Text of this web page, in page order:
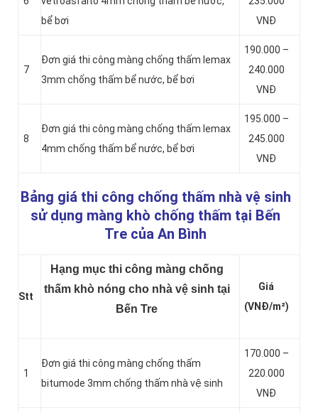
bể bơi
VNĐ
7
Đơn giá thi công màng chống thấm lemax
3mm chống thấm bể nước, bể bơi
190.000 –
240.000
VNĐ
8
Đơn giá thi công màng chống thấm lemax
4mm chống thấm bể nước, bể bơi
195.000 –
245.000
VNĐ
Bảng giá thi công chống thấm nhà vệ sinh
sử dụng màng khò chống thấm tại Bến
Tre của An Bình
Stt
Hạng mục thi công màng chống
thấm khò nóng cho nhà vệ sinh tại
Bến Tre
Giá
(VNĐ/m²)
1
Đơn giá thi công màng chống thấm
bitumode 3mm chống thấm nhà vệ sinh
170.000 –
220.000
VNĐ